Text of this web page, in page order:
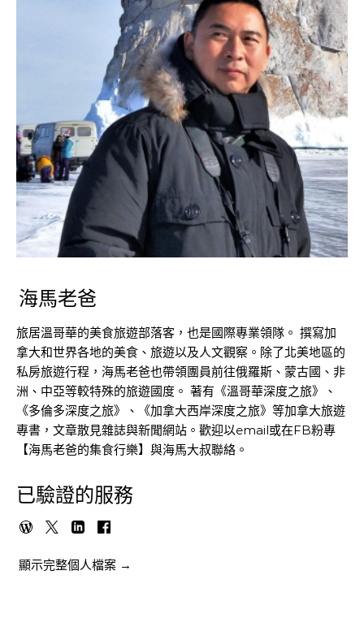
海馬老爸
旅居溫哥華的美食旅遊部落客，也是國際專業領隊。 撰寫加
拿大和世界各地的美食、旅遊以及人文觀察。除了北美地區的
私房旅遊行程，海馬老爸也帶領團員前往俄羅斯、蒙古國、非
洲、中亞等較特殊的旅遊國度。 著有《溫哥華深度之旅》、
《多倫多深度之旅》、《加拿大西岸深度之旅》等加拿大旅遊
專書，文章散見雜誌與新聞網站。歡迎以email或在FB粉專
【海馬老爸的集食行樂】與海馬大叔聯絡。
已驗證的服務
顯示完整個人檔案 →